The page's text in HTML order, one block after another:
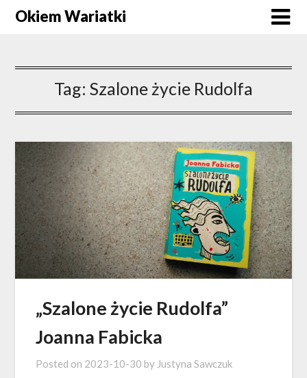
Okiem Wariatki
Tag: Szalone życie Rudolfa
„Szalone życie Rudolfa”
Joanna Fabicka
Posted on 2023-10-30 by Justyna Sawczuk